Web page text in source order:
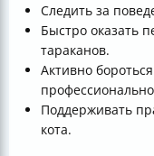
Следить за
Быстро оказать
тараканов.
Активно
Поддерживать
кота.